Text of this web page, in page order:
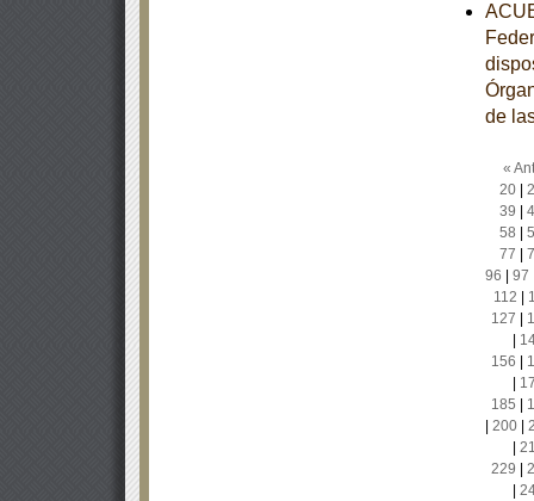
de
«
20|
39
58
77
96
97
112
127
156
185
200|
229